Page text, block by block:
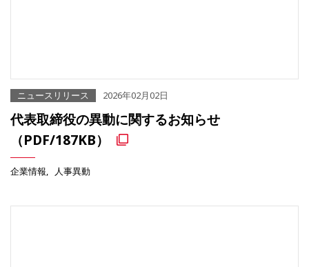
ニュースリリース 2026年02月02日
代表取締役の異動に関するお知らせ
（PDF/187KB）
企業情報 人事異動